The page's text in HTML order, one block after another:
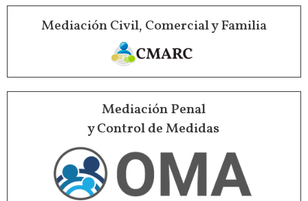
Mediación Civil, Comercial y Familia
Mediación Penal
y Control de Medidas